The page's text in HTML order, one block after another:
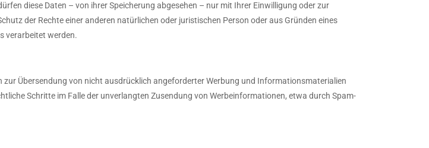
diese Daten – von ihrer Speicherung abgesehen – nur mit Ihrer Einwilligung oder zur
der Rechte einer anderen natürlichen oder juristischen Person oder aus Gründen eines
verarbeitet werden.
Übersendung von nicht ausdrücklich angeforderter Werbung und Informationsmaterialien
Schritte im Falle der unverlangten Zusendung von Werbeinformationen, etwa durch Spam-